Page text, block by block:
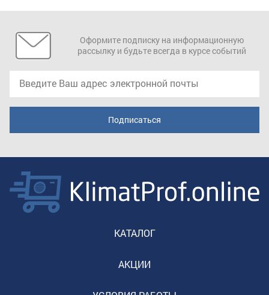
Оформите подписку на информационную
рассылку и будьте всегда в курсе событий
КАТАЛОГ
АКЦИИ